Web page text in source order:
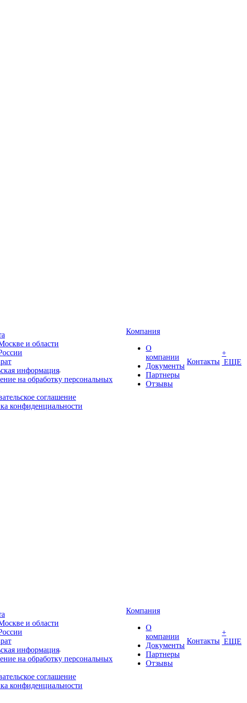
и области
информация
на обработку персональных
соглашение
конфиденциальности
Компания
О
компании
Документы
Партнеры
Отзывы
Контакты
+
ЕЩЕ
и области
информация
на обработку персональных
соглашение
конфиденциальности
Компания
О
компании
Документы
Партнеры
Отзывы
Контакты
+
ЕЩЕ